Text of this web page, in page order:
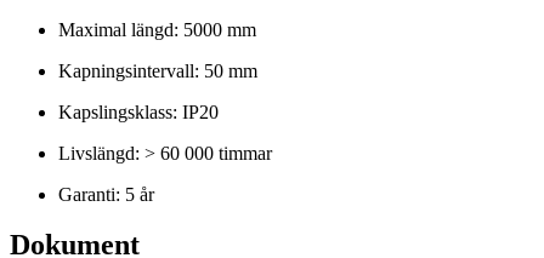
Maximal längd: 5000 mm
Kapningsintervall: 50 mm
Kapslingsklass: IP20
Livslängd: > 60 000 timmar
Garanti: 5 år
Dokument